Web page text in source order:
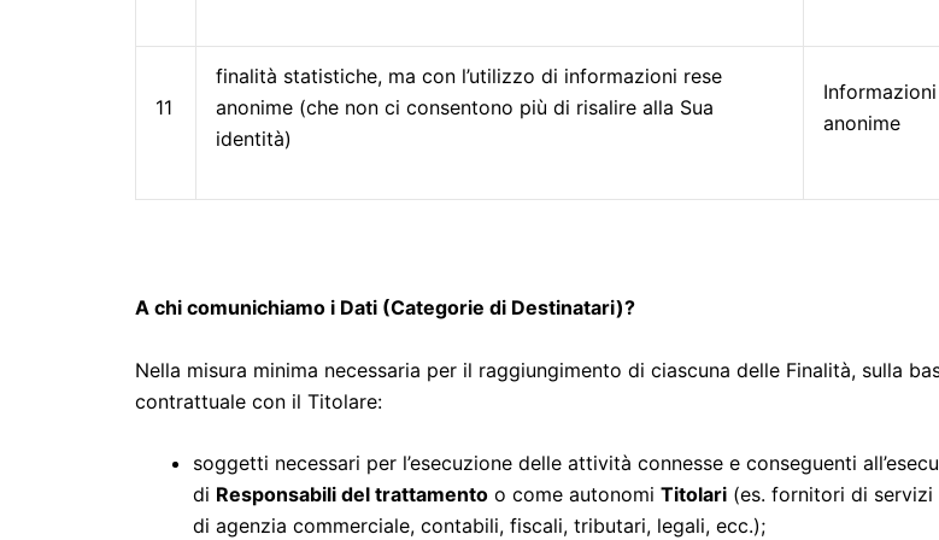
11
finalità statistiche, ma con l’utilizzo di informazioni rese
anonime (che non ci consentono più di risalire alla Sua
identità)
Informazioni
anonime
A chi comunichiamo i Dati (Categorie di Destinatari)?
Nella misura minima necessaria per il raggiungimento di ciascuna delle Finalità, sulla
contrattuale con il Titolare:
soggetti necessari per l’esecuzione delle attività connesse e conseguenti
di Responsabili del trattamento o come autonomi Titolari (es. fornitori di
di agenzia commerciale, contabili, fiscali, tributari, legali, ecc.);